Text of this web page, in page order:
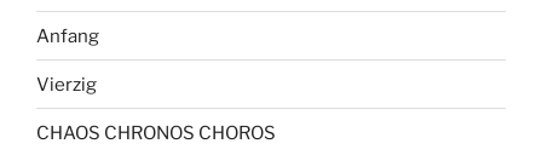
Anfang
Vierzig
CHAOS CHRONOS CHOROS